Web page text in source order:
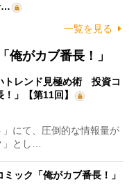
…
一覧を見る
俺がカブ番長！」
トレンド見極め術 投資コ
」【第11回】
にて、圧倒的な情報量が
」とし…
ック「俺がカブ番長！」